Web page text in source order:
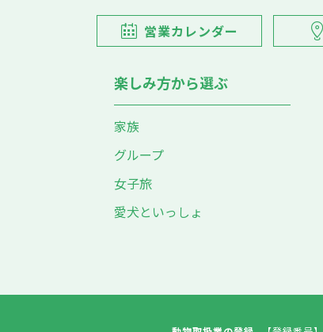
営業カレンダー
楽しみ方から選ぶ
家族
グループ
女子旅
愛犬といっしょ